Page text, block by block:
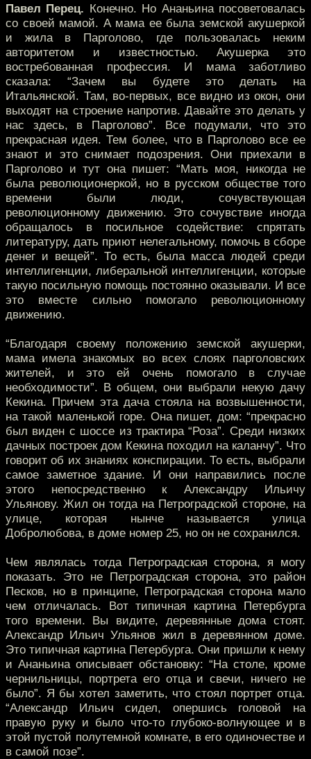
Павел Перец. Конечно. Но Ананьина посоветовалась
со своей мамой. А мама ее была земской акушеркой
и жила в Парголово, где пользовалась неким
авторитетом и известностью. Акушерка это
востребованная профессия. И мама заботливо
сказала: “Зачем вы будете это делать на
Итальянской. Там, во-первых, все видно из окон, они
выходят на строение напротив. Давайте это делать у
нас здесь, в Парголово”. Все подумали, что это
прекрасная идея. Тем более, что в Парголово все ее
знают и это снимает подозрения. Они приехали в
Парголово и тут она пишет: “Мать моя, никогда не
была революционеркой, но в русском обществе того
времени были люди, сочувствующая
революционному движению. Это сочувствие иногда
обращалось в посильное содействие: спрятать
литературу, дать приют нелегальному, помочь в сборе
денег и вещей”. То есть, была масса людей среди
интеллигенции, либеральной интеллигенции, которые
такую посильную помощь постоянно оказывали. И все
это вместе сильно помогало революционному
движению.
“Благодаря своему положению земской акушерки,
мама имела знакомых во всех слоях парголовских
жителей, и это ей очень помогало в случае
необходимости”. В общем, они выбрали некую дачу
Кекина. Причем эта дача стояла на возвышенности,
на такой маленькой горе. Она пишет, дом: “прекрасно
был виден с шоссе из трактира “Роза”. Среди низких
дачных построек дом Кекина походил на каланчу”. Что
говорит об их знаниях конспирации. То есть, выбрали
самое заметное здание. И они направились после
этого непосредственно к Александру Ильичу
Ульянову. Жил он тогда на Петроградской стороне, на
улице, которая нынче называется улица
Добролюбова, в доме номер 25, но он не сохранился.
Чем являлась тогда Петроградская сторона, я могу
показать. Это не Петроградская сторона, это район
Песков, но в принципе, Петроградская сторона мало
чем отличалась. Вот типичная картина Петербурга
того времени. Вы видите, деревянные дома стоят.
Александр Ильич Ульянов жил в деревянном доме.
Это типичная картина Петербурга. Они пришли к нему
и Ананьина описывает обстановку: “На столе, кроме
чернильницы, портрета его отца и свечи, ничего не
было”. Я бы хотел заметить, что стоял портрет отца.
“Александр Ильич сидел, опершись головой на
правую руку и было что-то глубоко-волнующее и в
этой пустой полутемной комнате, в его одиночестве и
в самой позе”.